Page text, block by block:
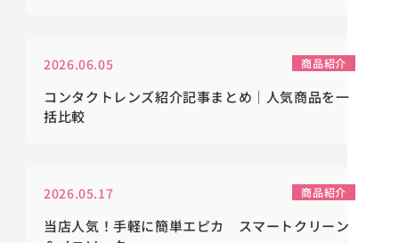
2026.06.05 商品紹介
コンタクトレンズ紹介記事まとめ｜人気商品を一
括比較
2026.05.17 商品紹介
当店人気！手軽に簡単エピカ スマートクリーン